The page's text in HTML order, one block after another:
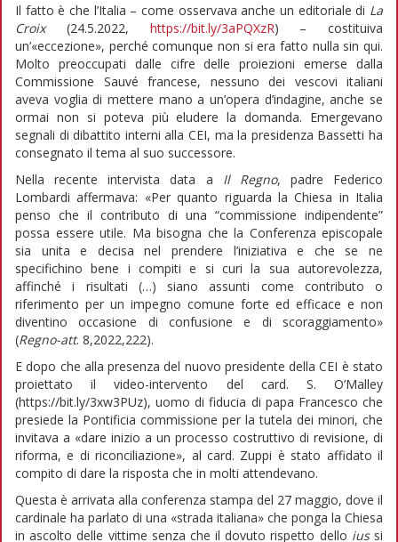
Il fatto è che l’Italia – come osservava anche un editoriale di La
Croix(24.5.2022, https://bit.ly/3aPQXzR) – costituiva
un’«eccezione», perché comunque non si era fatto nulla sin qui.
Molto preoccupati dalle cifre delle proiezioni emerse dalla
Commissione Sauvé francese, nessuno dei vescovi italiani
aveva voglia di mettere mano a un’opera d’indagine, anche se
ormai non si poteva più eludere la domanda. Emergevano
segnali di dibattito interni alla CEI, ma la presidenza Bassetti ha
consegnato il tema al suo successore.
Nella recente intervista data a Il Regno, padre Federico
Lombardi affermava: «Per quanto riguarda la Chiesa in Italia
penso che il contributo di una “commissione indipendente”
possa essere utile. Ma bisogna che la Conferenza episcopale
sia unita e decisa nel prendere l’iniziativa e che se ne
specifichino bene i compiti e si curi la sua autorevolezza,
affinché i risultati (…) siano assunti come contributo o
riferimento per un impegno comune forte ed efficace e non
diventino occasione di confusione e di scoraggiamento»
(Regno-att. 8,2022,222).
E dopo che alla presenza del nuovo presidente della CEI è stato
proiettato il video-intervento del card. S. O’Malley
(https://bit.ly/3xw3PUz), uomo di fiducia di papa Francesco che
presiede la Pontificia commissione per la tutela dei minori, che
invitava a «dare inizio a un processo costruttivo di revisione, di
riforma, e di riconciliazione», al card. Zuppi è stato affidato il
compito di dare la risposta che in molti attendevano.
Questa è arrivata alla conferenza stampa del 27 maggio, dove il
cardinale ha parlato di una «strada italiana» che ponga la Chiesa
in ascolto delle vittime senza che il dovuto rispetto dello iussi